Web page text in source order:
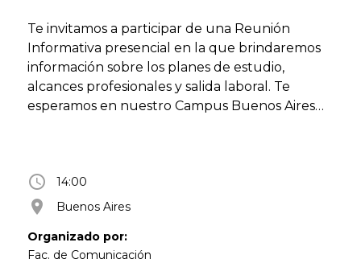
Te invitamos a participar de una Reunión
Informativa presencial en la que brindaremos
información sobre los planes de estudio,
alcances profesionales y salida laboral. Te
esperamos en nuestro Campus Buenos Aires
access_time 14:00
room Buenos Aires
Organizado por:
Fac. de Comunicación